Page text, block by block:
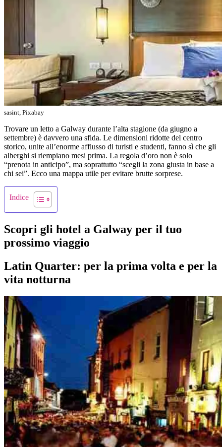
sasint, Pixabay
Trovare un letto a Galway durante l’alta stagione (da giugno a
settembre) è davvero una sfida. Le dimensioni ridotte del centro
storico, unite all’enorme afflusso di turisti e studenti, fanno sì che gli
alberghi si riempiano mesi prima. La regola d’oro non è solo
“prenota in anticipo”, ma soprattutto “scegli la zona giusta in base a
chi sei”. Ecco una mappa utile per evitare brutte sorprese.
Indice
Scopri gli hotel a Galway per il tuo
prossimo viaggio
Latin Quarter: per la prima volta e per la
vita notturna